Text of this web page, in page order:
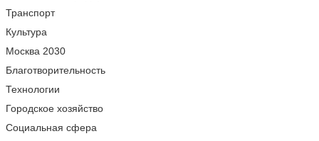
Транспорт
Культура
Москва 2030
Благотворительность
Технологии
Городское хозяйство
Социальная сфера